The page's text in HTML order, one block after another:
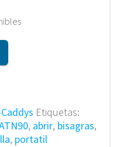
Etiquetas:
, abrir, bisagras,
, portatil